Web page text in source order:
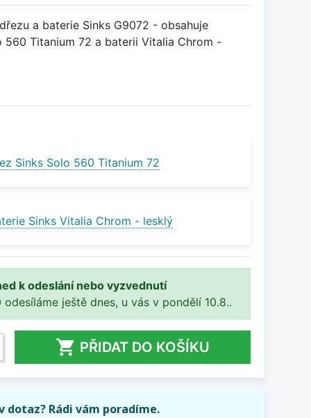
a baterie Sinks G9072 - obsahuje
Titanium 72 a baterii Vitalia Chrom -
Sinks Solo 560 Titanium 72
Sinks Vitalia Chrom - lesklý
k odeslání nebo vyzvednutí
ještě dnes, u vás v pondělí 10.8..
 PŘIDAT DO KOŠÍKU
dotaz? Rádi vám poradíme.